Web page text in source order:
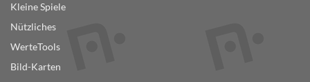
Kleine Spiele
Nützliches
WerteTools
Bild-Karten